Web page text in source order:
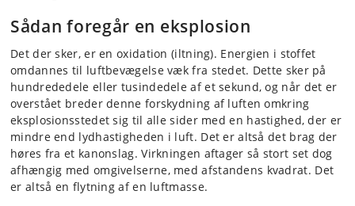
Sådan foregår en eksplosion
Det der sker, er en oxidation (iltning). Energien i stoffet
omdannes til luftbevægelse væk fra stedet. Dette sker på
hundrededele eller tusindedele af et sekund, og når det er
overstået breder denne forskydning af luften omkring
eksplosionsstedet sig til alle sider med en hastighed, der er
mindre end lydhastigheden i luft. Det er altså det brag der
høres fra et kanonslag. Virkningen aftager så stort set dog
afhængig med omgivelserne, med afstandens kvadrat. Det
er altså en flytning af en luftmasse.